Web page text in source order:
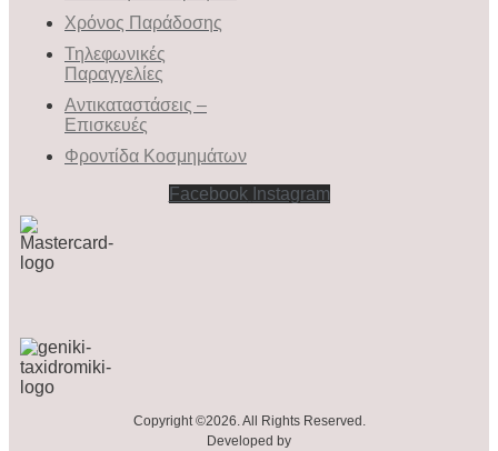
Χρόνος Παράδοσης
Τηλεφωνικές
Παραγγελίες
Αντικαταστάσεις –
Επισκευές
Φροντίδα Κοσμημάτων
Facebook Instagram
Copyright ©2026. All Rights Reserved.
Developed by